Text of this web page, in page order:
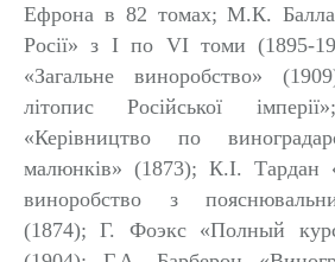
Ефрона в 82 томах; М.К.
Росії» з I по VI томи (1895-
«Загальне виноробство»
літопис Російської
«Керівництво по
малюнків» (1873); К.І. Тардан
виноробство з
(1874); Г. Фоэкс «Полный курс